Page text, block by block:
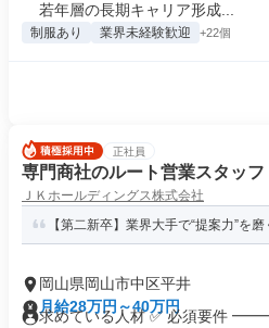
若年層の長期キャリア形成...
制服あり 業界未経験歓迎 +22個
正社員
専門商社のルート営業スタッフ
ＪＫホールディングス株式会社
【第二新卒】業界大手で“提案力”を
岡山県岡山市中区平井
月給28万円～40万円
求めている人材 ✅ 必須要件